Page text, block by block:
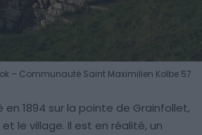
– Communauté Saint Maximilien Kolbe 57
en 1894 sur la pointe de Grainfollet,
le village. Il est en réalité, un